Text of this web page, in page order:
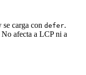
carga con defer.
afecta a LCP ni a